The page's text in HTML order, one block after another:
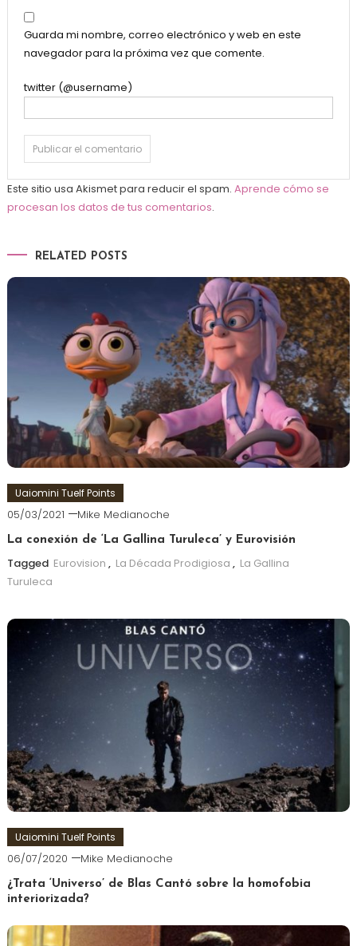
Guarda mi nombre, correo electrónico y web en este
navegador para la próxima vez que comente.
twitter (@username)
Este sitio usa Akismet para reducir el spam. Aprende cómo se
procesan los datos de tus comentarios.
RELATED POSTS
Uaiomini Tuelf Points
05/03/2021 Mike Medianoche
La conexión de ‘La Gallina Turuleca’ y Eurovisión
Tagged Eurovision , La Década Prodigiosa , La Gallina
Turuleca
Uaiomini Tuelf Points
06/07/2020 Mike Medianoche
¿Trata ‘Universo’ de Blas Cantó sobre la homofobia
interiorizada?